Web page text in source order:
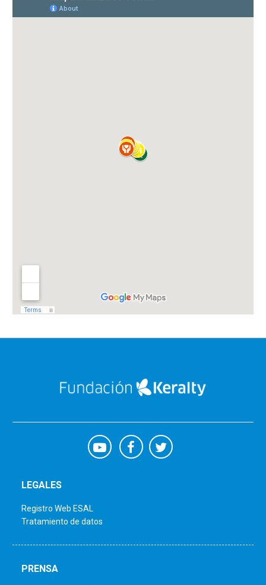
LEGALES
Registro Web ESAL
Tratamiento de datos
PRENSA